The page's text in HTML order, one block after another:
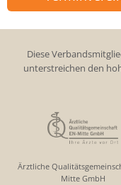
Diese
unterstreichen den
Ärztliche
Mitte GmbH